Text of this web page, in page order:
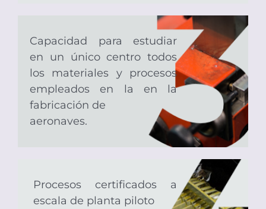
Capacidad para estudiar
en un único centro todos
los materiales y procesos
empleados en la en la
fabricación de
aeronaves.
Procesos certificados a
escala de planta piloto